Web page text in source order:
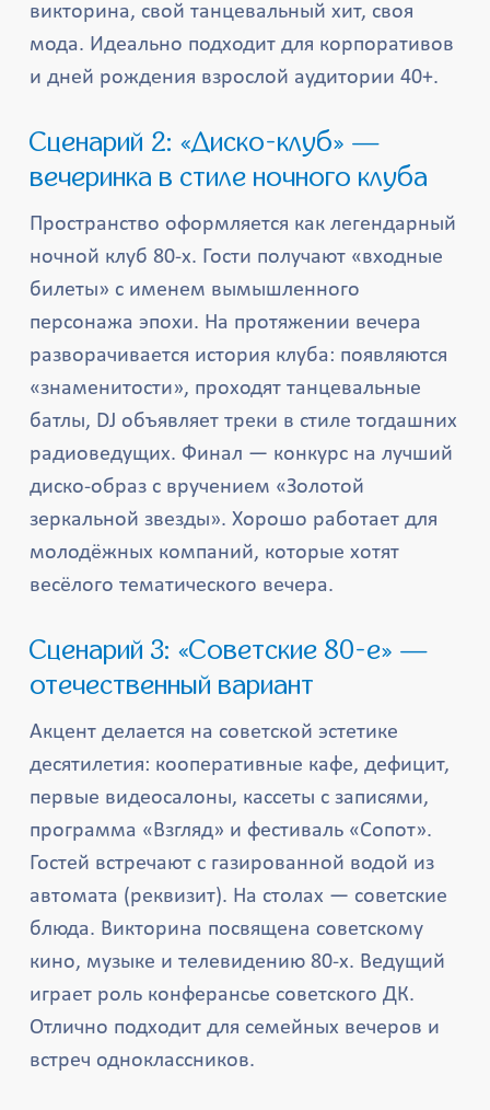
викторина, свой танцевальный хит, своя
мода. Идеально подходит для корпоративов
и дней рождения взрослой аудитории 40+.
Сценарий 2: «Диско-клуб» —
вечеринка в стиле ночного клуба
Пространство оформляется как легендарный
ночной клуб 80-х. Гости получают «входные
билеты» с именем вымышленного
персонажа эпохи. На протяжении вечера
разворачивается история клуба: появляются
«знаменитости», проходят танцевальные
батлы, DJ объявляет треки в стиле тогдашних
радиоведущих. Финал — конкурс на лучший
диско-образ с вручением «Золотой
зеркальной звезды». Хорошо работает для
молодёжных компаний, которые хотят
весёлого тематического вечера.
Сценарий 3: «Советские 80-е» —
отечественный вариант
Акцент делается на советской эстетике
десятилетия: кооперативные кафе, дефицит,
первые видеосалоны, кассеты с записями,
программа «Взгляд» и фестиваль «Сопот».
Гостей встречают с газированной водой из
автомата (реквизит). На столах — советские
блюда. Викторина посвящена советскому
кино, музыке и телевидению 80-х. Ведущий
играет роль конферансье советского ДК.
Отлично подходит для семейных вечеров и
встреч одноклассников.